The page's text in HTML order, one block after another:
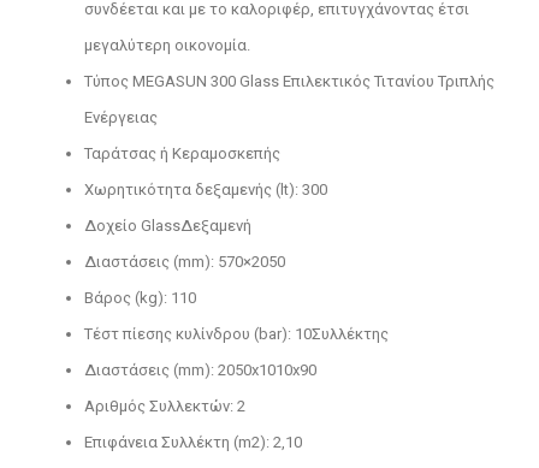
συνδέεται και με το καλοριφέρ, επιτυγχάνοντας έτσι
μεγαλύτερη οικονομία.
Τύπος MEGASUN 300 Glass Επιλεκτικός Τιτανίου Τριπλής
Ενέργειας
Ταράτσας ή Κεραμοσκεπής
Χωρητικότητα δεξαμενής (lt): 300
Δοχείο GlassΔεξαμενή
Διαστάσεις (mm): 570×2050
Βάρος (kg): 110
Τέστ πίεσης κυλίνδρου (bar): 10Συλλέκτης
Διαστάσεις (mm): 2050x1010x90
Αριθμός Συλλεκτών: 2
Επιφάνεια Συλλέκτη (m2): 2,10